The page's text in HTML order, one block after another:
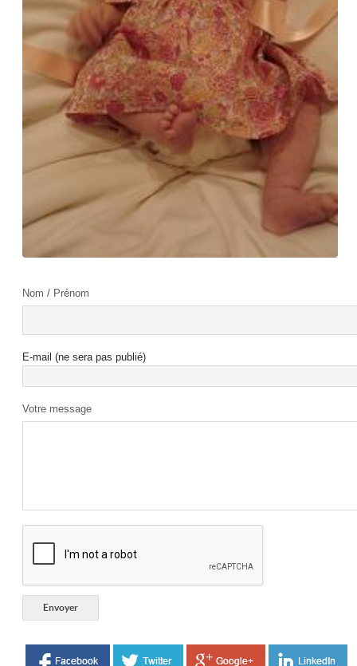
Nom / Prénom
E-mail (ne sera pas publié)
Votre message